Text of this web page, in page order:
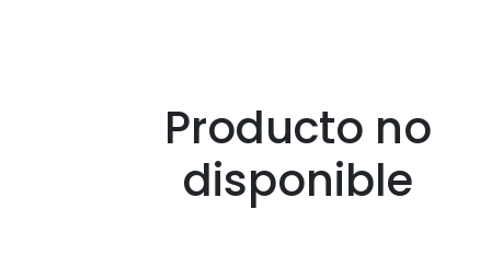
Producto no
disponible